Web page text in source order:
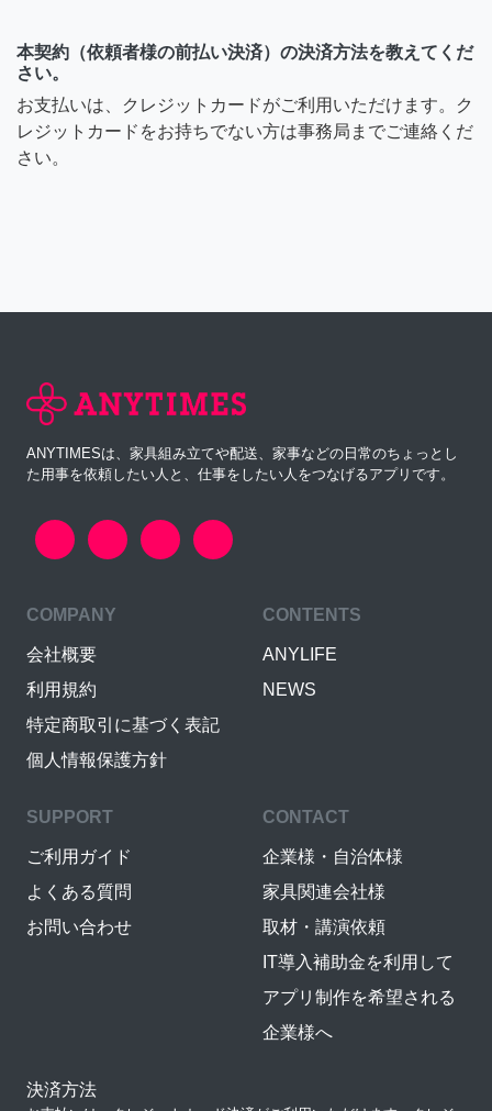
本契約（依頼者様の前払い決済）の決済方法を教えてくだ
さい。
お支払いは、クレジットカードがご利用いただけます。ク
レジットカードをお持ちでない方は事務局までご連絡くだ
さい。
ANYTIMESは、家具組み立てや配送、家事などの日常のちょっとし
た用事を依頼したい人と、仕事をしたい人をつなげるアプリです。
COMPANY
会社概要
利用規約
特定商取引に基づく表記
個人情報保護方針
CONTENTS
ANYLIFE
NEWS
SUPPORT
ご利用ガイド
よくある質問
お問い合わせ
CONTACT
企業様・自治体様
家具関連会社様
取材・講演依頼
IT導入補助金を利用して
アプリ制作を希望される
企業様へ
決済方法